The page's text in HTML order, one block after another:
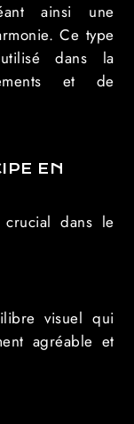
ainsi une
Ce type
dans la
et de
EN
dans le
visuel qui
agréable et